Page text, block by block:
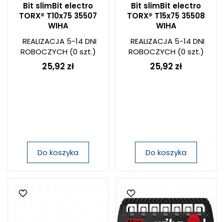
Bit slimBit electro
TORX® T10x75 35507
WIHA
REALIZACJA 5-14 DNI
ROBOCZYCH(0 szt.)
25,92 zł
Do koszyka
Bit slimBit electro
TORX® T15x75 35508
WIHA
REALIZACJA 5-14 DNI
ROBOCZYCH(0 szt.)
25,92 zł
Do koszyka